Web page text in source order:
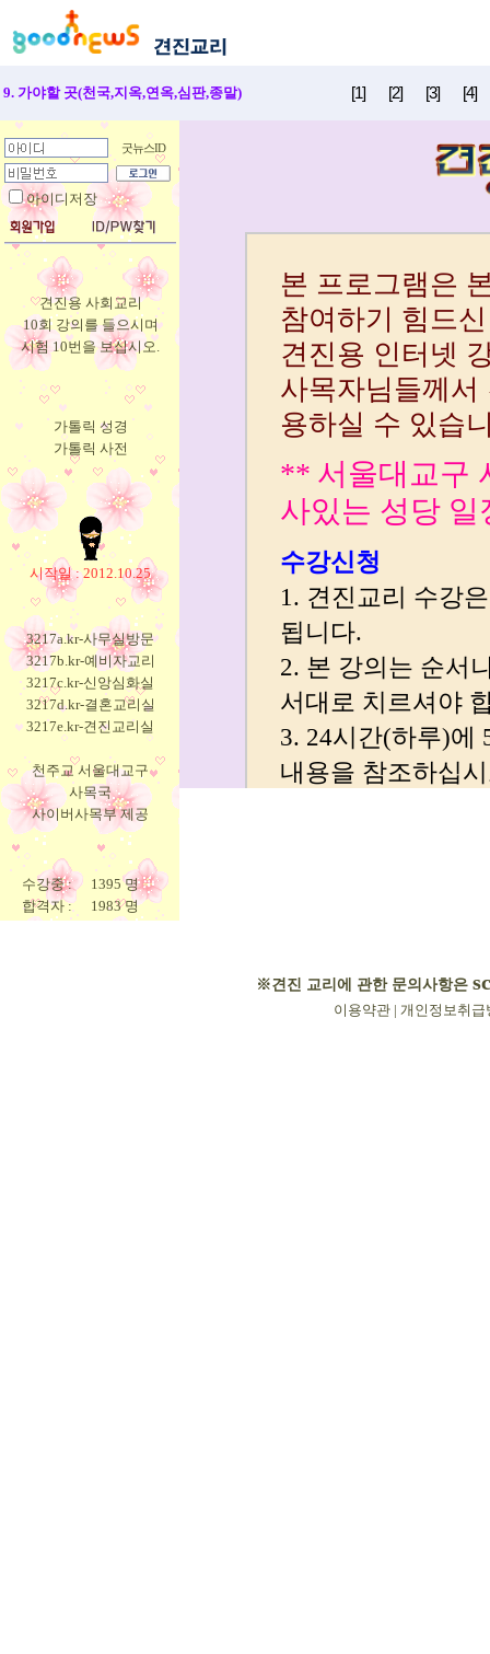
9. 가야할 곳(천국,지옥,연옥,심판,종말) [1] [2] [3] [4]
굿뉴스ID
아이디저장
견진용 사회교리
10회 강의를 들으시며
시험 10번을 보십시오.
가톨릭 성경
가톨릭 사전
시작일 : 2012.10.25
3217a.kr-사무실방문
3217b.kr-예비자교리
3217c.kr-신앙심화실
3217d.kr-결혼교리실
3217e.kr-견진교리실
천주교 서울대교구
사목국
사이버사목부 제공
수강중 :
1395 명
합격자 :
1983 명
※견진 교리에 관한 문의사항은
이용약관 | 개인정보취급